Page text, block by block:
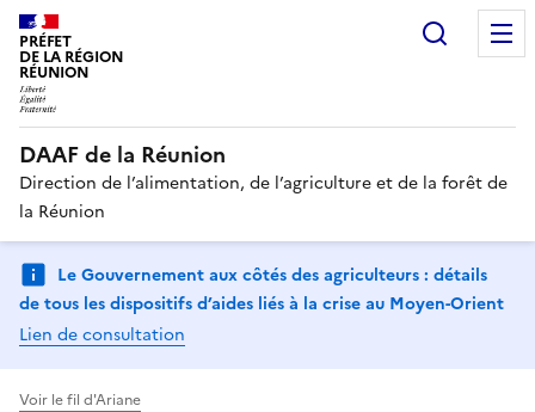
PRÉFET
DE LA RÉGION
RÉUNION
DAAF de la Réunion
Direction de l’alimentation, de l’agriculture et de la forêt de
la Réunion
Le Gouvernement aux côtés des agriculteurs : détails
de tous les dispositifs d’aides liés à la crise au Moyen-Orient
Lien de consultation
Voir le fil d'Ariane